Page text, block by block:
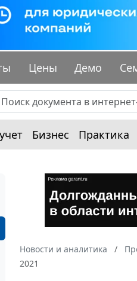
Цены Демо
Бизнес Практика
Новости и аналитика
2021